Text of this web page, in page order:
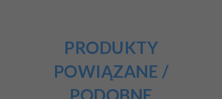
PRODUKTY
POWIĄZANE /
PODOBNE